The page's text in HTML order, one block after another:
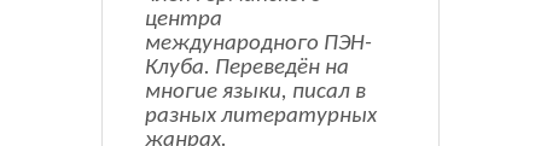
центра
международного ПЭН-
Клуба. Переведён на
многие языки, писал в
разных литературных
жанрах.